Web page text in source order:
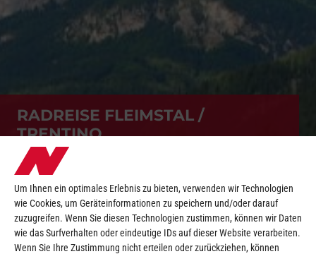
Um Ihnen ein optimales Erlebnis zu bieten, verwenden wir Technologien
wie Cookies, um Geräteinformationen zu speichern und/oder darauf
zuzugreifen. Wenn Sie diesen Technologien zustimmen, können wir Daten
wie das Surfverhalten oder eindeutige IDs auf dieser Website verarbeiten.
Wenn Sie Ihre Zustimmung nicht erteilen oder zurückziehen, können
RADREISE FLEIMSTAL /
TRENTINO